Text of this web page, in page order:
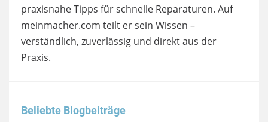
praxisnahe Tipps für schnelle Reparaturen. Auf
meinmacher.com teilt er sein Wissen –
verständlich, zuverlässig und direkt aus der
Praxis.
Beliebte Blogbeiträge